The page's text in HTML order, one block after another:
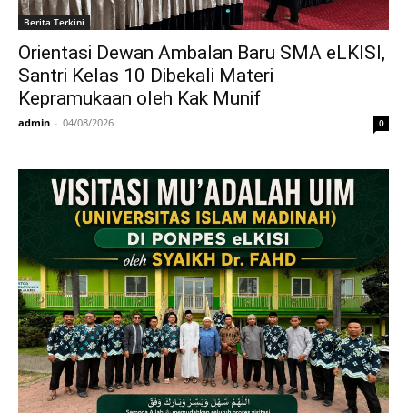
Berita Terkini
Orientasi Dewan Ambalan Baru SMA eLKISI,
Santri Kelas 10 Dibekali Materi
Kepramukaan oleh Kak Munif
admin - 04/08/2026 0